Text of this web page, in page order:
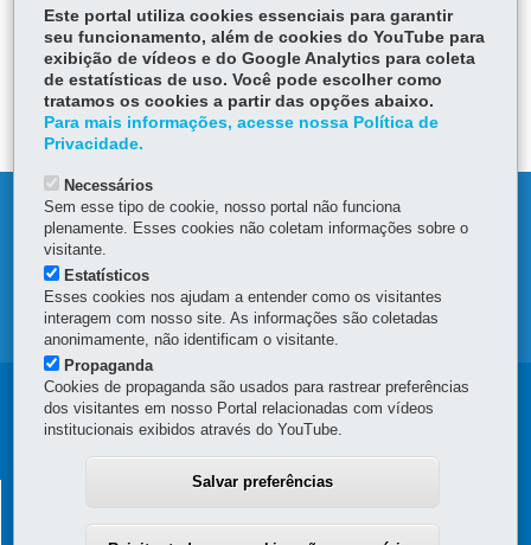
ÓRGÃO RESPONSÁVEL
DEIXE SUA OPINIÃO
MAPA DO SITE
DENUNCIE CORRUPÇÃO
Navegação
principal
SUPERINTENDÊNCIA GERAL DE
Este portal utiliza cookies essenciais para garantir
seu funcionamento, além de cookies do YouTube para
exibição de vídeos e do Google Analytics para coleta
de estatísticas de uso. Você pode escolher como
tratamos os cookies a partir das opções abaixo.
Para mais informações, acesse nossa Política de
Privacidade.
Necessários
Sem esse tipo de cookie, nosso portal não funciona
plenamente. Esses cookies não coletam informações sobre o
visitante.
Estatísticos
Esses cookies nos ajudam a entender como os visitantes
interagem com nosso site. As informações são coletadas
anonimamente, não identificam o visitante.
Propaganda
Cookies de propaganda são usados para rastrear preferências
dos visitantes em nosso Portal relacionadas com vídeos
institucionais exibidos através do YouTube.
Salvar preferências